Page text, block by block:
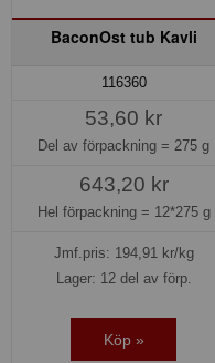
BaconOst tub Kavli
116360
53,60 kr
Del av förpackning = 275 g
643,20 kr
Hel förpackning = 12*275 g
Jmf.pris: 194,91 kr/kg
Lager: 12 del av förp.
Köp »